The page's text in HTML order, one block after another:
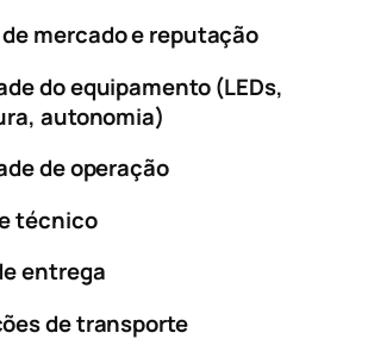
mercado e reputação
do equipamento (LEDs,
autonomia)
de operação
técnico
entrega
de transporte